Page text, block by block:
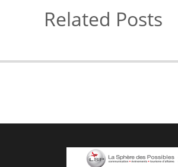
Related Posts